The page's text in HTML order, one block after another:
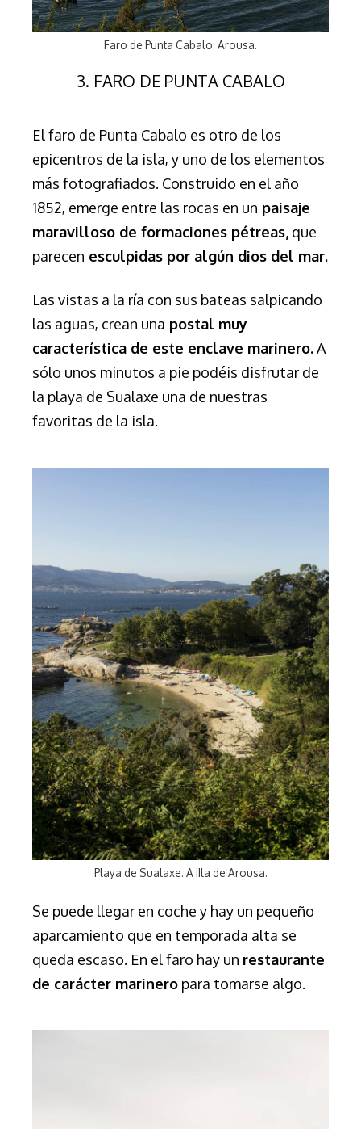
Faro de Punta Cabalo. Arousa.
3. FARO DE PUNTA CABALO
El faro de Punta Cabalo es otro de los
epicentros de la isla, y uno de los elementos
más fotografiados. Construido en el año
1852, emerge entre las rocas en un paisaje
maravilloso de formaciones pétreas, que
parecen esculpidas por algún dios del mar.
Las vistas a la ría con sus bateas salpicando
las aguas, crean una postal muy
característica de este enclave marinero.A
sólo unos minutos a pie podéis disfrutar de
la playa de Sualaxe una de nuestras
favoritas de la isla.
Playa de Sualaxe. A iIla de Arousa.
Se puede llegar en coche y hay un pequeño
aparcamiento que en temporada alta se
queda escaso. En el faro hay un restaurante
de carácter marinero para tomarse algo.